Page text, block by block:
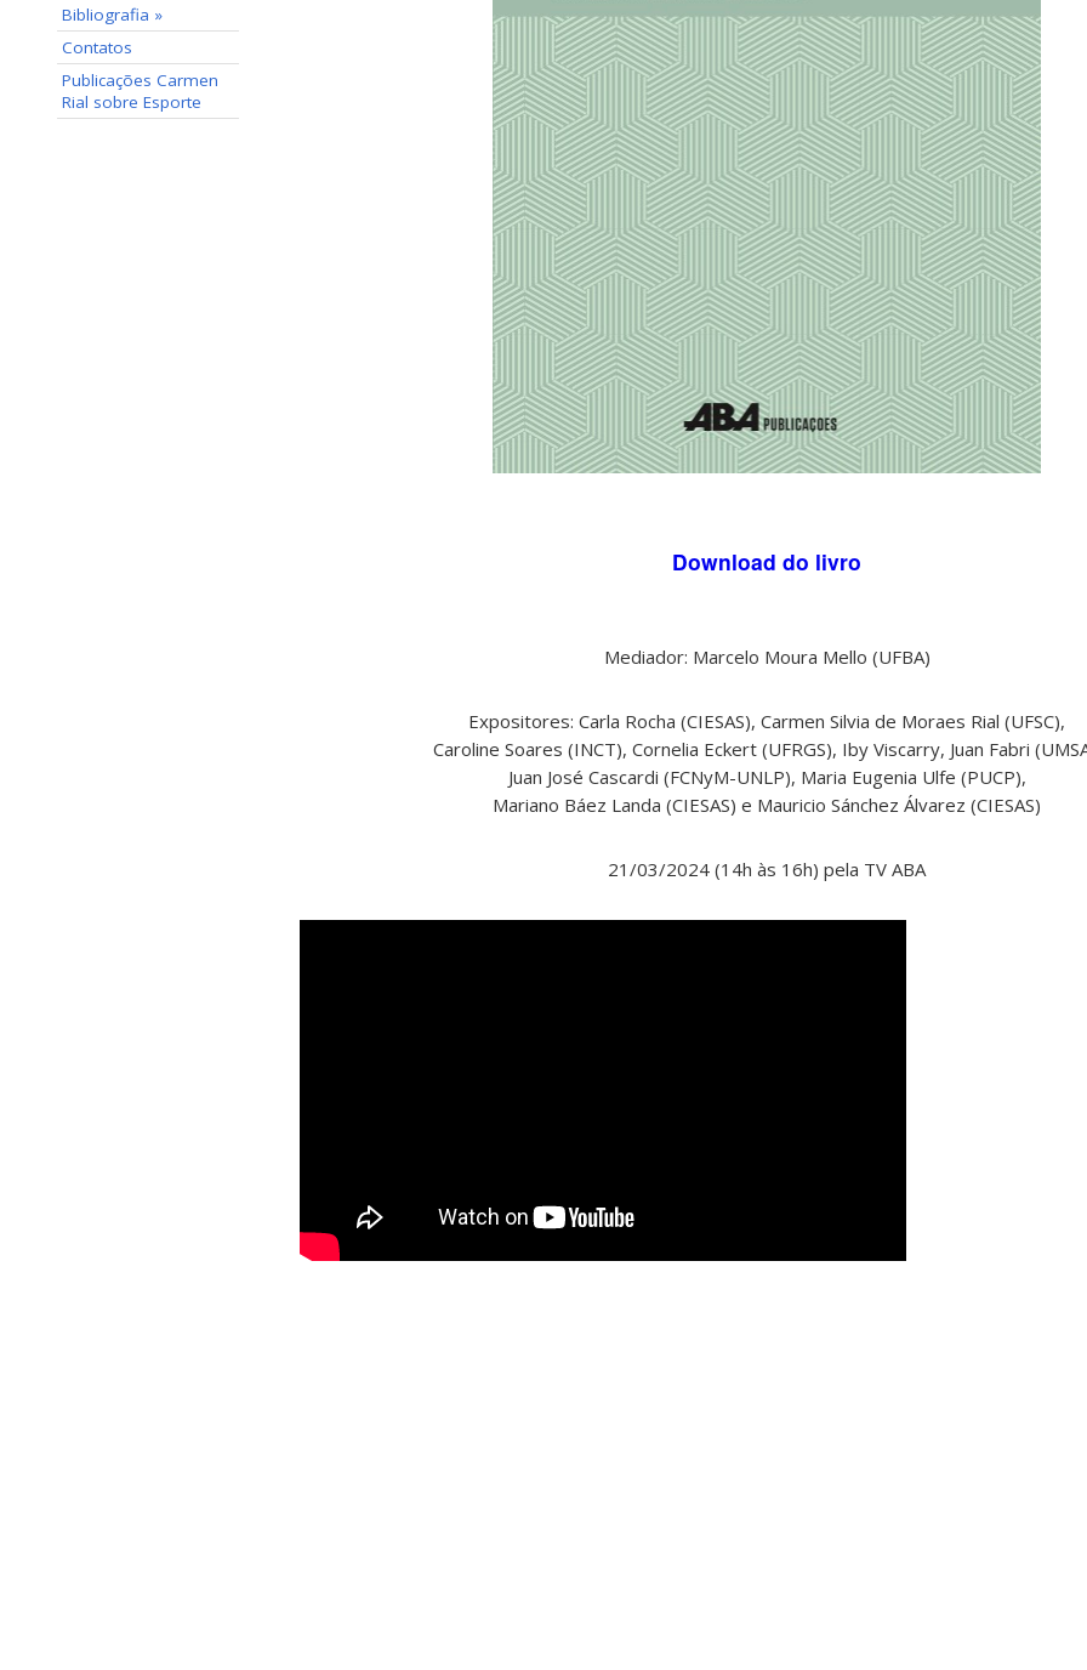
Bibliografia »
Contatos
Publicações Carmen
Rial sobre Esporte
Download do livro
Mediador: Marcelo Moura Mello (UFBA)
Expositores: Carla Rocha (CIESAS), Carmen Silvia de Moraes Rial (UFSC),
Caroline Soares (INCT), Cornelia Eckert (UFRGS), Iby Viscarry, Juan Fabri
Juan José Cascardi (FCNyM-UNLP), Maria Eugenia Ulfe (PUCP),
Mariano Báez Landa (CIESAS) e Mauricio Sánchez Álvarez (CIESAS)
21/03/2024 (14h às 16h) pela TV ABA